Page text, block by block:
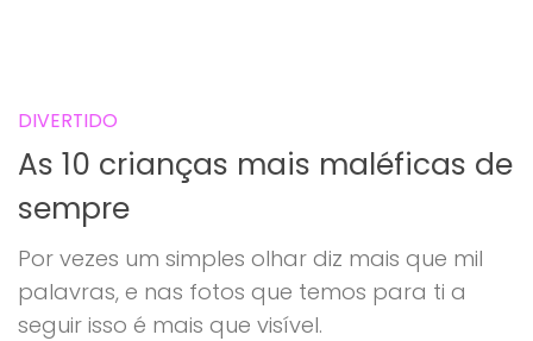
DIVERTIDO
As 10 crianças mais maléficas de
sempre
Por vezes um simples olhar diz mais que mil
palavras, e nas fotos que temos para ti a
seguir isso é mais que visível.